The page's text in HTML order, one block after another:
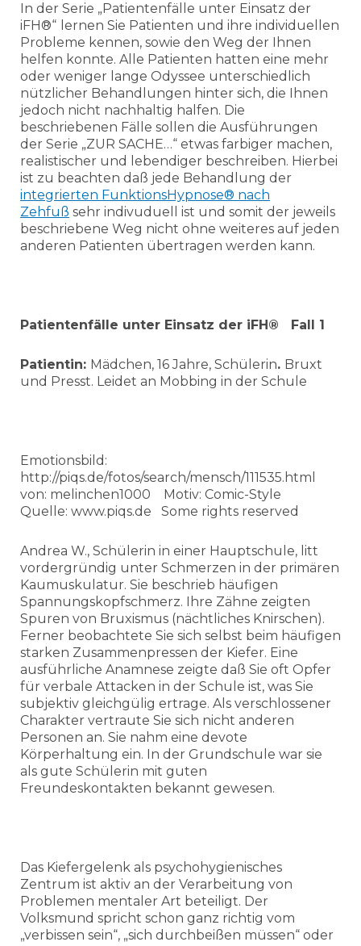
In der Serie „Patientenfälle unter Einsatz der
iFH®“ lernen Sie Patienten und ihre individuellen
Probleme kennen, sowie den Weg der Ihnen
helfen konnte. Alle Patienten hatten eine mehr
oder weniger lange Odyssee unterschiedlich
nützlicher Behandlungen hinter sich, die Ihnen
jedoch nicht nachhaltig halfen. Die
beschriebenen Fälle sollen die Ausführungen
der Serie „ZUR SACHE…“ etwas farbiger machen,
realistischer und lebendiger beschreiben. Hierbei
ist zu beachten daß jede Behandlung der
integrierten FunktionsHypnose® nach
Zehfuß sehr indivuduell ist und somit der jeweils
beschriebene Weg nicht ohne weiteres auf jeden
anderen Patienten übertragen werden kann.
Patientenfälle unter Einsatz der iFH® Fall 1
Patientin: Mädchen, 16 Jahre, Schülerin. Bruxt
und Presst. Leidet an Mobbing in der Schule
Emotionsbild:
http://piqs.de/fotos/search/mensch/111535.html
von: melinchen1000 Motiv: Comic-Style
Quelle: www.piqs.de Some rights reserved
Andrea W., Schülerin in einer Hauptschule, litt
vordergründig unter Schmerzen in der primären
Kaumuskulatur. Sie beschrieb häufigen
Spannungskopfschmerz. Ihre Zähne zeigten
Spuren von Bruxismus (nächtliches Knirschen).
Ferner beobachtete Sie sich selbst beim häufigen
starken Zusammenpressen der Kiefer. Eine
ausführliche Anamnese zeigte daß Sie oft Opfer
für verbale Attacken in der Schule ist, was Sie
subjektiv gleichgülig ertrage. Als verschlossener
Charakter vertraute Sie sich nicht anderen
Personen an. Sie nahm eine devote
Körperhaltung ein. In der Grundschule war sie
als gute Schülerin mit guten
Freundeskontakten bekannt gewesen.
Das Kiefergelenk als psychohygienisches
Zentrum ist aktiv an der Verarbeitung von
Problemen mentaler Art beteiligt. Der
Volksmund spricht schon ganz richtig vom
„verbissen sein“, „sich durchbeißen müssen“ oder